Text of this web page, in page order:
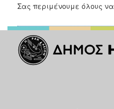
Σας περιμένουμε όλους